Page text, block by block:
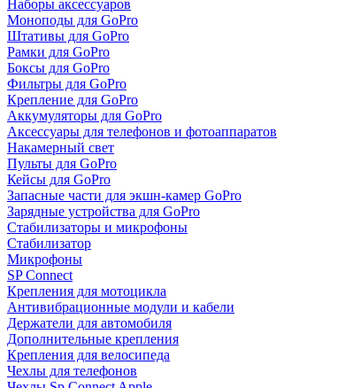
Наборы аксессуаров
Моноподы для GoPro
Штативы для GoPro
Рамки для GoPro
Боксы для GoPro
Фильтры для GoPro
Крепление для GoPro
Аккумуляторы для GoPro
Аксессуары для телефонов и фотоаппаратов
Накамерный свет
Пульты для GoPro
Кейсы для GoPro
Запасные части для экшн-камер GoPro
Зарядные устройства для GoPro
Стабилизаторы и микрофоны
Стабилизатор
Микрофоны
SP Connect
Крепления для мотоцикла
Антивибрационные модули и кабели
Держатели для автомобиля
Дополнительные крепления
Крепления для велосипеда
Чехлы для телефонов